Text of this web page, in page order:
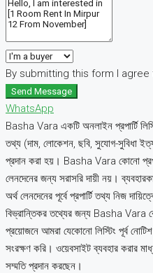
By submitting this form I agree
Send Message
WhatsApp
Basha Vara একটি অনলাইন প্রপার্টি
তথ্য (দাম, লোকেশন, ছবি, সুযোগ-সুবিধা
প্রদান করা হয়। Basha Vara কোনো
লেনদেনের জন্য সরাসরি দায়ী নয়।
অর্থ লেনদেনের পূর্বে প্রপার্টি তথ্য নিজ
বিভ্রান্তিকর তথ্যের জন্য Basha Vara
প্রয়োজনে আমরা যেকোনো লিস্টিং পূর্ব
সংরক্ষণ করি। ওয়েবসাইট ব্যবহার করার
সম্মতি প্রদান করছেন।